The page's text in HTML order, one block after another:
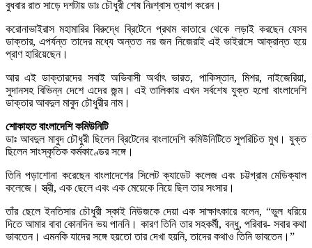
বুধবার রাত সাড়ে দশটায় ডাঃ চৌধুরী শেষ নিঃশ্বাস ত্যাগ করেন।
করোনাভাইরাস মহামারির বিরুদ্ধে ব্রিটেনে প্রথম কাতারে থেকে লড়াই করছেন যেসব
ডাক্তার, এপর্যন্ত তাদের মধ্যে অন্তত নয় জন নিজেরাই এই ভাইরাসে আক্রান্ত হয়ে
প্রাণ হারিয়েছেন।
আর এই ডাক্তারদের সবাই অভিবাসী অর্থাৎ ভারত, পাকিস্তান, মিশর, নাইজেরিয়া,
সুদানসহ বিভিন্ন দেশে এদের জন্ম। এই তালিকায় এখন সর্বশেষ যুক্ত হলো বাংলাদেশি
ডাক্তার আবদুল মাবুদ চৌধুরীর নাম।
শোকাহত বাংলাদেশি কমিউনিটি
ডাঃ আবদুল মাবুদ চৌধুরী ছিলেন ব্রিটেনের বাংলাদেশি কমিউনিটিতে সুপরিচিত মুখ। যুক্ত
ছিলেন সাংস্কৃতিক কর্মকাণ্ডের সঙ্গে।
তিনি পড়াশোনা করেছেন বাংলাদেশের সিলেট ক্যাডেট কলেজ এবং চট্টগ্রাম মেডিক্যাল
কলেজে। স্ত্রী, এক ছেলে এবং এক মেয়েকে নিয়ে ছিল তার সংসার।
তাঁর ছেলে ইনতিসার চৌধুরী স্কাই নিউজকে দেয়া এক সাক্ষাৎকারে বলেন, “ভুল ধরিয়ে
দিতে আমার বাবা কোনদিন ভয় পাননি। কারণ তিনি তার সহকর্মী, বন্ধু, পরিবার- সবার কথা
ভাবতেন। এমনকি যাদের সঙ্গে হয়তো তার দেখা হয়নি, তাদের কথাও তিনি ভাবতেন।”